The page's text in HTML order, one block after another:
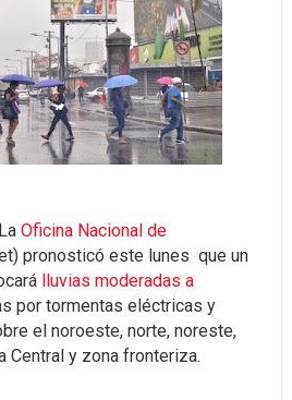
LaOficina Nacional de
pronosticó este lunes que un
lluvias moderadas a
por tormentas eléctricas y
el noroeste, norte, noreste,
Central y zona fronteriza.